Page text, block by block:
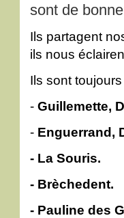
sont de
Ils partagent
ils nous
Ils sont
- Guillemette,
- Enguerrand,
- La Souris.
- Brèchedent.
- Pauline des